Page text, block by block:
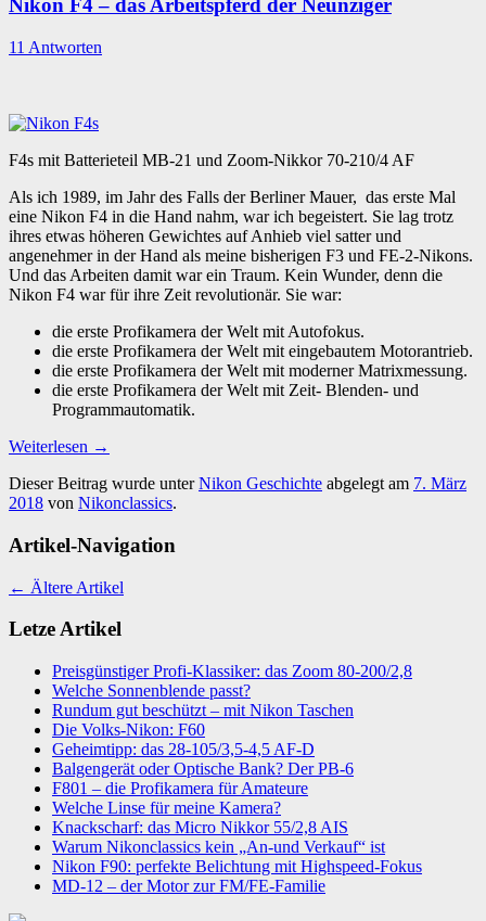
Nikon F4 – das Arbeitspferd der Neunziger
11 Antworten
F4s mit Batterieteil MB-21 und Zoom-Nikkor 70-210/4 AF
Als ich 1989, im Jahr des Falls der Berliner Mauer, das erste Mal
eine Nikon F4 in die Hand nahm, war ich begeistert. Sie lag trotz
ihres etwas höheren Gewichtes auf Anhieb viel satter und
angenehmer in der Hand als meine bisherigen F3 und FE-2-Nikons.
Und das Arbeiten damit war ein Traum. Kein Wunder, denn die
Nikon F4 war für ihre Zeit revolutionär. Sie war:
die erste Profikamera der Welt mit Autofokus.
die erste Profikamera der Welt mit eingebautem Motorantrieb.
die erste Profikamera der Welt mit moderner Matrixmessung.
die erste Profikamera der Welt mit Zeit- Blenden- und
Programmautomatik.
Weiterlesen →
Dieser Beitrag wurde unterNikon Geschichte abgelegt am 7. März
2018 von Nikonclassics.
Artikel-Navigation
← Ältere Artikel
Letze Artikel
Preisgünstiger Profi-Klassiker: das Zoom 80-200/2,8
Welche Sonnenblende passt?
Rundum gut beschützt – mit Nikon Taschen
Die Volks-Nikon: F60
Geheimtipp: das 28-105/3,5-4,5 AF-D
Balgengerät oder Optische Bank? Der PB-6
F801 – die Profikamera für Amateure
Welche Linse für meine Kamera?
Knackscharf: das Micro Nikkor 55/2,8 AIS
Warum Nikonclassics kein „An-und Verkauf“ ist
Nikon F90: perfekte Belichtung mit Highspeed-Fokus
MD-12 – der Motor zur FM/FE-Familie